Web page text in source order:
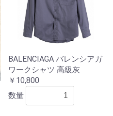
BALENCIAGA バレンシアガ
ワークシャツ 高級灰
￥10,800
数量